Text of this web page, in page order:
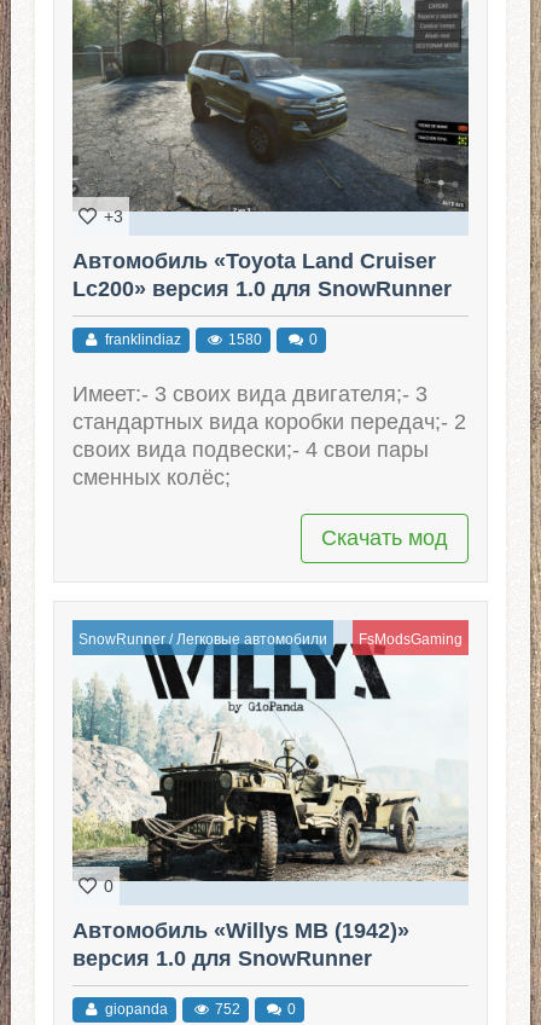
+3
Автомобиль «Toyota Land Cruiser
Lc200» версия 1.0 для SnowRunner
franklindiaz 1580 0
Имеет:- 3 своих вида двигателя;- 3
стандартных вида коробки передач;- 2
своих вида подвески;- 4 свои пары
сменных колёс;
Скачать мод
SnowRunner/ Легковые автомобили FsModsGaming
0
Автомобиль «Willys MB (1942)»
версия 1.0 для SnowRunner
giopanda 752 0